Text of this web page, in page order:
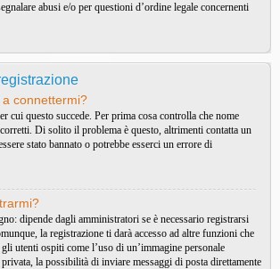
abusi e/o per questioni d’ordine legale concernenti
connettermi?
cui questo succede. Per prima cosa controlla che nome
Di solito il problema è questo, altrimenti contatta un
stato bannato o potrebbe esserci un errore di
dipende dagli amministratori se è necessario registrarsi
la registrazione ti darà accesso ad altre funzioni che
utenti ospiti come l’uso di un’immagine personale
la possibilità di inviare messaggi di posta direttamente